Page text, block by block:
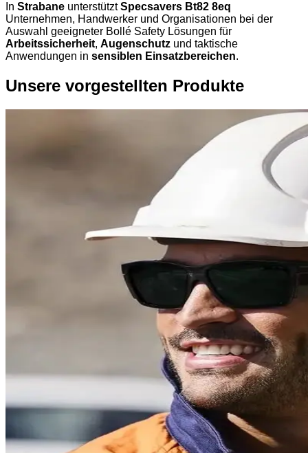
In Strabane unterstütztSpecsavers Bt82 8eq
Unternehmen, Handwerker und Organisationen bei der
Auswahl geeigneter Bollé Safety Lösungen für
Arbeitssicherheit, Augenschutz und taktische
Anwendungen in sensiblen Einsatzbereichen.
Unsere vorgestellten Produkte